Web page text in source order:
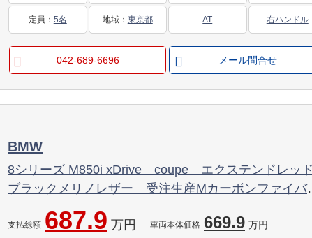
定員 ： 5名 地域： 東京都 AT 右ハンドル
042-689-6696 メール問合せ
BMW
8シリーズ M850i xDrive coupe エクステンドレッ
ブラックメリノレザー 受注生産Mカーボンファイバ
ルミホイール ハーマンカードンサウンド
支払総額 687.9 万円 車両本体価格 669.9 万円